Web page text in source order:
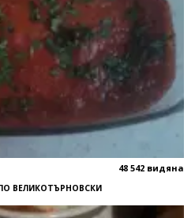
48 542 видяна
ВЕЛИКОТЪРНОВСКИ